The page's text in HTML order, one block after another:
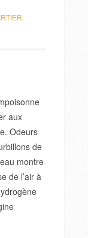
aux
Odeurs
de
montre
de l’air à